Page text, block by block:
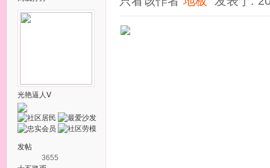
光艳逼人Ⅴ
发帖
3655